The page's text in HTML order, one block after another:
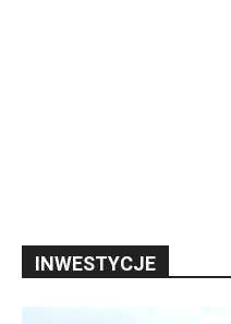
INWESTYCJE